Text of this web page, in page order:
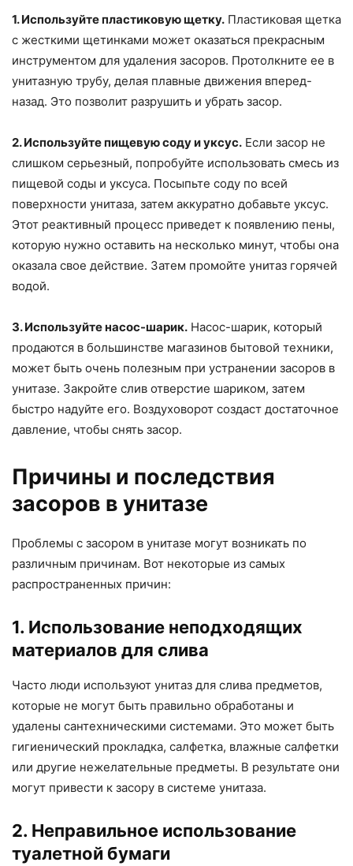
1. Используйте пластиковую щетку. Пластиковая щетка
с жесткими щетинками может оказаться прекрасным
инструментом для удаления засоров. Протолкните ее в
унитазную трубу, делая плавные движения вперед-
назад. Это позволит разрушить и убрать засор.
2. Используйте пищевую соду и уксус. Если засор не
слишком серьезный, попробуйте использовать смесь из
пищевой соды и уксуса. Посыпьте соду по всей
поверхности унитаза, затем аккуратно добавьте уксус.
Этот реактивный процесс приведет к появлению пены,
которую нужно оставить на несколько минут, чтобы она
оказала свое действие. Затем промойте унитаз горячей
водой.
3. Используйте насос-шарик. Насос-шарик, который
продаются в большинстве магазинов бытовой техники,
может быть очень полезным при устранении засоров в
унитазе. Закройте слив отверстие шариком, затем
быстро надуйте его. Воздуховорот создаст достаточное
давление, чтобы снять засор.
Причины и последствия
засоров в унитазе
Проблемы с засором в унитазе могут возникать по
различным причинам. Вот некоторые из самых
распространенных причин:
1. Использование неподходящих
материалов для слива
Часто люди используют унитаз для слива предметов,
которые не могут быть правильно обработаны и
удалены сантехническими системами. Это может быть
гигиенический прокладка, салфетка, влажные салфетки
или другие нежелательные предметы. В результате они
могут привести к засору в системе унитаза.
2. Неправильное использование
туалетной бумаги